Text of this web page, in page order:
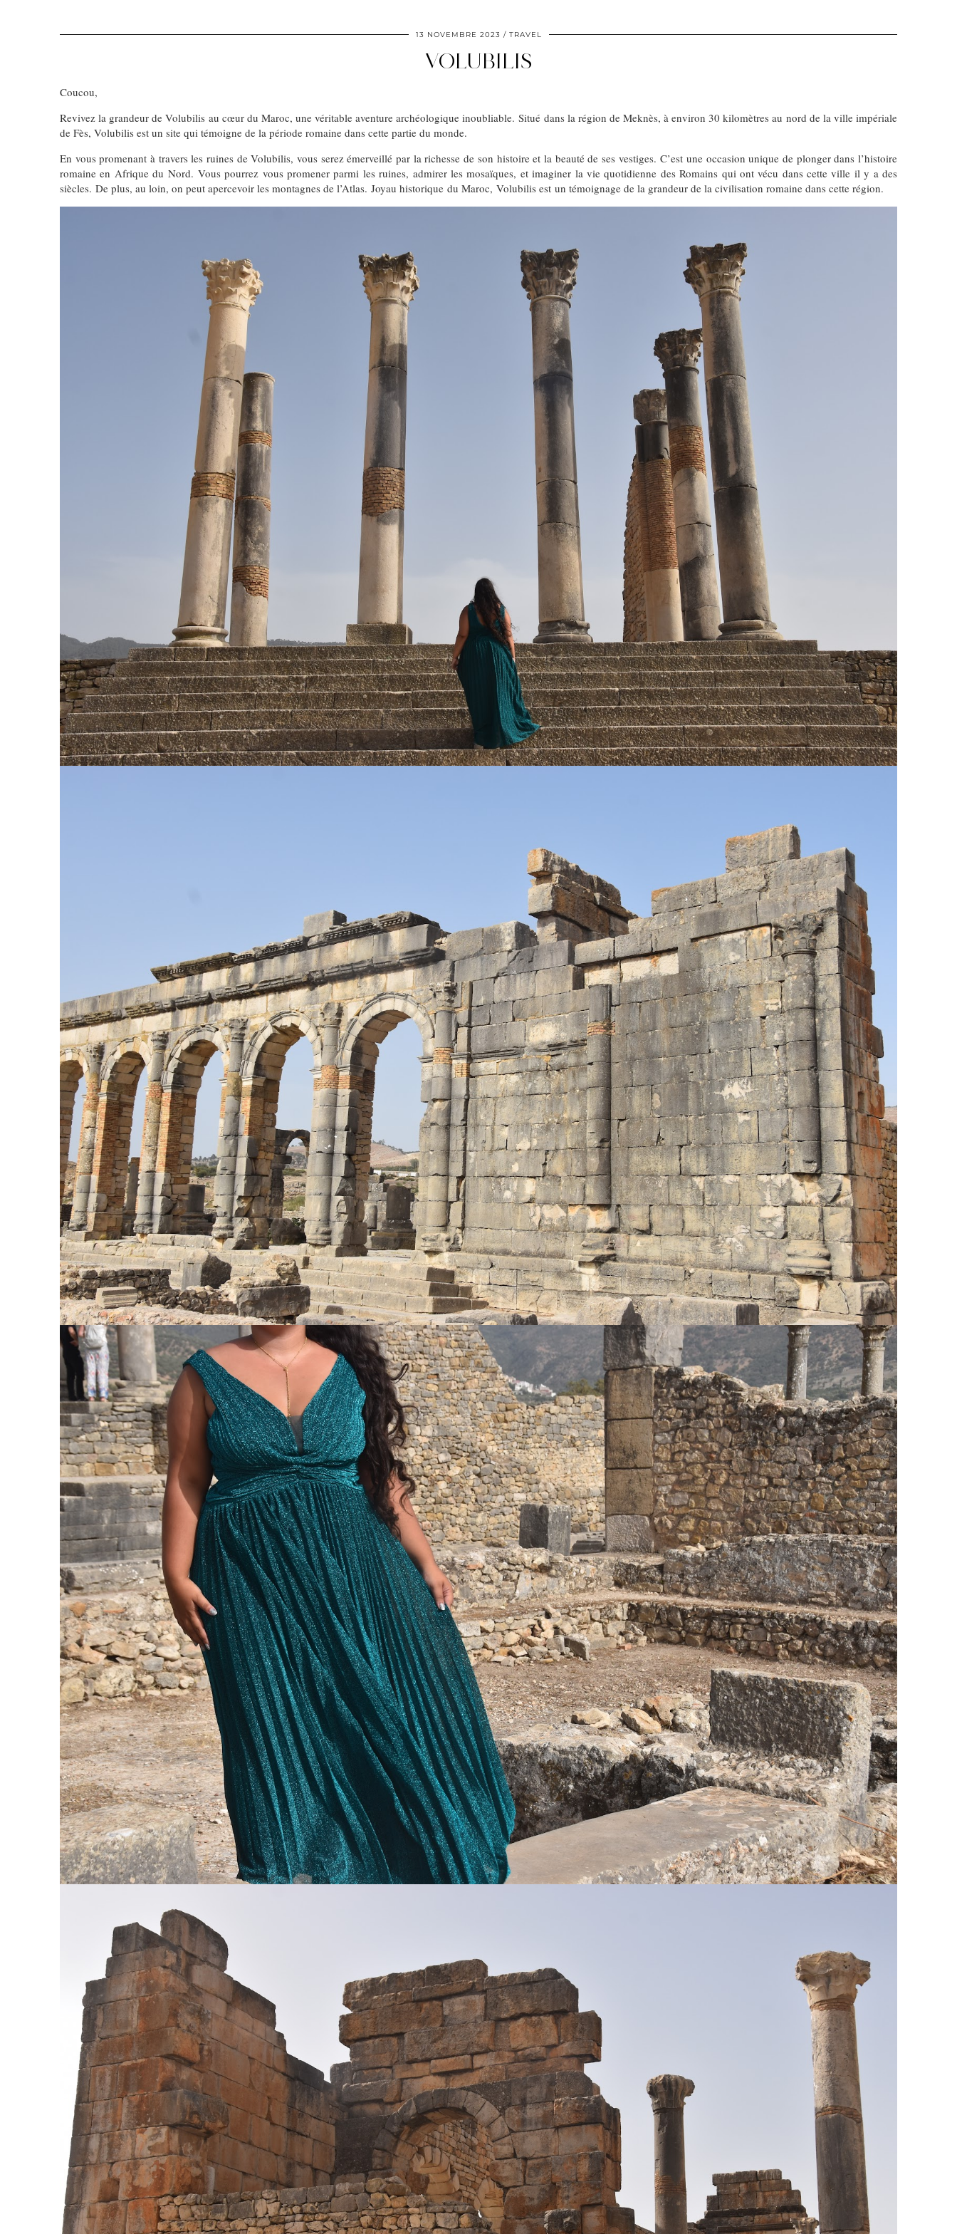
13 NOVEMBRE 2023 TRAVEL
VOLUBILIS
Coucou,
Revivez la grandeur de Volubilis au cœur du Maroc, une véritable aventure archéologique inoubliable. Situé dans la région de Meknès, à environ 30 kilomètres au nord de la ville impériale
de Fès, Volubilis est un site qui témoigne de la période romaine dans cette partie du monde.
En vous promenant à travers les ruines de Volubilis, vous serez émerveillé par la richesse de son histoire et la beauté de ses vestiges. C’est une occasion unique de plonger dans l’histoire
romaine en Afrique du Nord. Vous pourrez vous promener parmi les ruines, admirer les mosaïques, et imaginer la vie quotidienne des Romains qui ont vécu dans cette ville il y a des
siècles. De plus, au loin, on peut apercevoir les montagnes de l’Atlas. Joyau historique du Maroc, Volubilis est un témoignage de la grandeur de la civilisation romaine dans cette région.